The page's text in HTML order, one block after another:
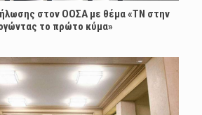
στον ΟΟΣΑ με θέμα «ΤΝ στην
το πρώτο κύμα»